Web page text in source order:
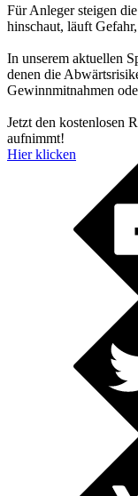
Für Anleger steigen
hinschaut, läuft
In unserem aktuellen
denen die
Gewinnmitnahmen
Jetzt den kostenlosen
aufnimmt!
Hier klicken